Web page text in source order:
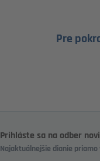
Pre
Prihláste sa na odber
Najaktuálnejšie dianie